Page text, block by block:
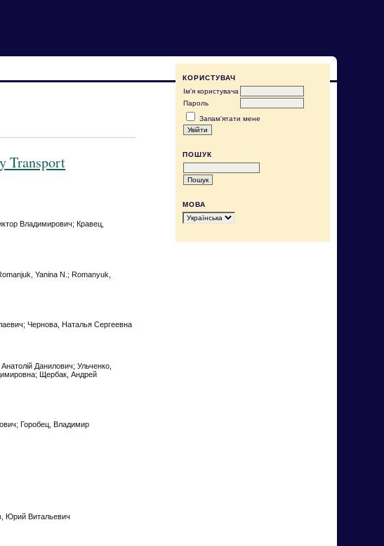
КОРИСТУВАЧ
Ім'я користувача
Пароль
Запам'ятати мене
ПОШУК
МОВА
Transport
Владимирович; Кравец,
Yanina N.; Romanyuk,
Чернова, Наталья Сергеевна
Данилович; Ульченко,
Щербак, Андрей
Горобец, Владимир
Юрий Витальевич